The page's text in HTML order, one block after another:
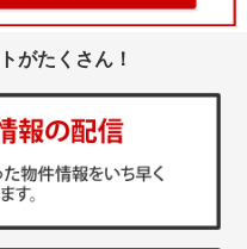
がたくさん！